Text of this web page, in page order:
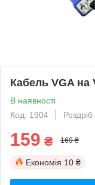
Кабель VGA на
В наявності
Код: 1904
Роздріб
159 ₴ 169 ₴
Економія 10 ₴